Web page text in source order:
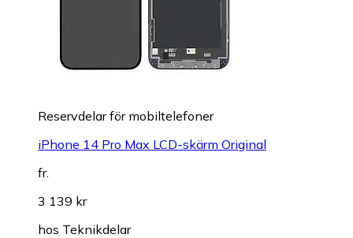
Reservdelar för mobiltelefoner
iPhone 14 Pro Max LCD-skärm Original
fr.
3 139 kr
hos Teknikdelar